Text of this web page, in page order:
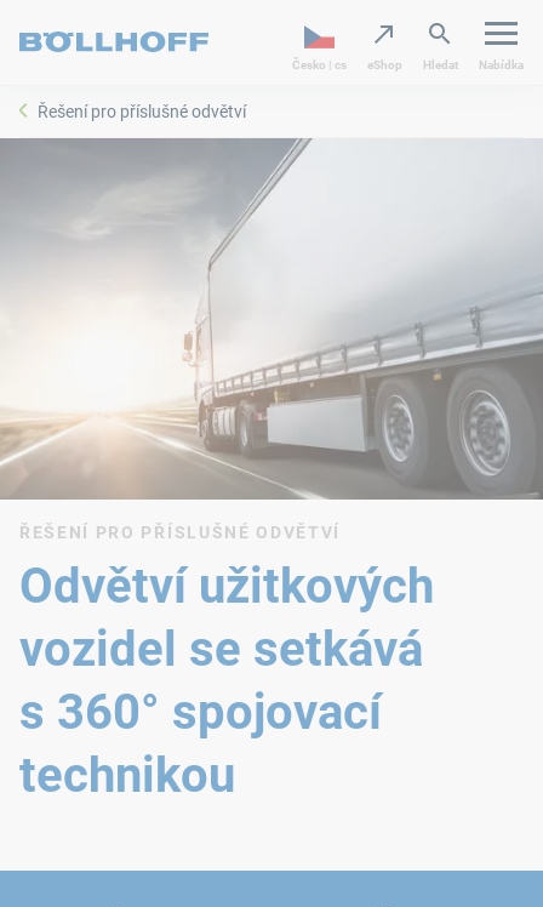
Česko | cs eShop Hledat Nabídka
Řešení pro příslušné odvětví
ŘEŠENÍ PRO PŘÍSLUŠNÉ ODVĚTVÍ
Odvětví užitkových
vozidel se setkává
s 360° spojovací
technikou